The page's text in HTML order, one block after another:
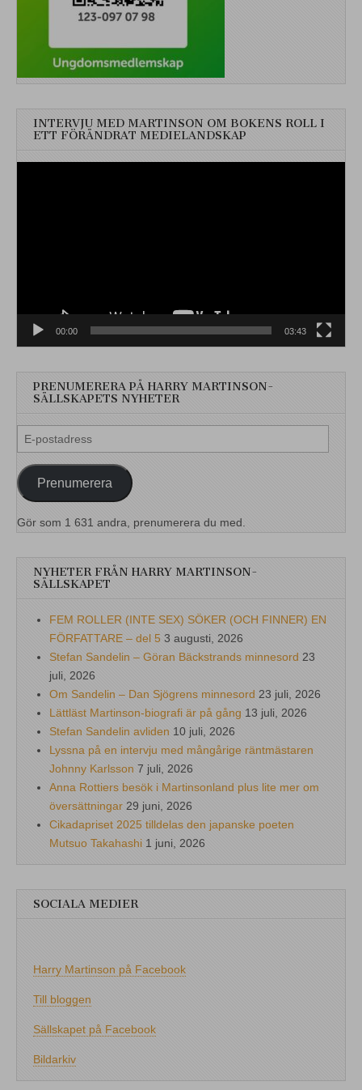
INTERVJU MED MARTINSON OM BOKENS ROLL I
ETT FÖRÄNDRAT MEDIELANDSKAP
00:00 03:43
PRENUMERERA PÅ HARRY MARTINSON-
SÄLLSKAPETS NYHETER
E-
postadress
Prenumerera
Gör som 1 631 andra, prenumerera du med.
NYHETER FRÅN HARRY MARTINSON-
SÄLLSKAPET
FEM ROLLER (INTE SEX) SÖKER (OCH FINNER) EN
FÖRFATTARE – del 5 3 augusti, 2026
Stefan Sandelin – Göran Bäckstrands minnesord 23
juli, 2026
Om Sandelin – Dan Sjögrens minnesord 23 juli, 2026
Lättläst Martinson-biografi är på gång 13 juli, 2026
Stefan Sandelin avliden 10 juli, 2026
Lyssna på en intervju med mångårige räntmästaren
Johnny Karlsson 7 juli, 2026
Anna Rottiers besök i Martinsonland plus lite mer om
översättningar 29 juni, 2026
Cikadapriset 2025 tilldelas den japanske poeten
Mutsuo Takahashi 1 juni, 2026
SOCIALA MEDIER
Harry Martinson på Facebook
Till bloggen
Sällskapet på Facebook
Bildarkiv